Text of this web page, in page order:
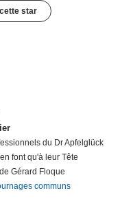
star
du Dr Apfelglück
font qu'à leur Tête
Gérard Floque
communs